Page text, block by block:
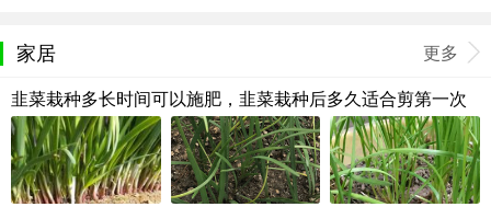
家居 更多
韭菜栽种多长时间可以施肥，韭菜栽种后多久适合剪第一次